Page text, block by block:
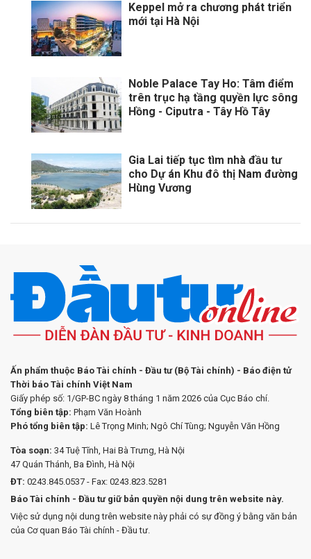
Keppel mở ra chương phát triển
mới tại Hà Nội
Noble Palace Tay Ho: Tâm điểm
trên trục hạ tầng quyền lực sông
Hồng - Ciputra - Tây Hồ Tây
Gia Lai tiếp tục tìm nhà đầu tư
cho Dự án Khu đô thị Nam đường
Hùng Vương
Ấn phẩm thuộc Báo Tài chính - Đầu tư (Bộ Tài chính) - Báo điện tử
Thời báo Tài chính Việt Nam
Giấy phép số: 1/GP-BC ngày 8 tháng 1 năm 2026 của Cục Báo chí.
Tổng biên tập: Phạm Văn Hoành
Phó tổng biên tập: Lê Trọng Minh; Ngô Chí Tùng; Nguyễn Văn Hồng
Tòa soạn: 34 Tuệ Tĩnh, Hai Bà Trưng, Hà Nội
47 Quán Thánh, Ba Đình, Hà Nội
ĐT: 0243.845.0537 - Fax: 0243.823.5281
Báo Tài chính - Đầu tư giữ bản quyền nội dung trên website này.
Việc sử dụng nội dung trên website này phải có sự đồng ý bằng văn bản
của Cơ quan Báo Tài chính - Đầu tư.